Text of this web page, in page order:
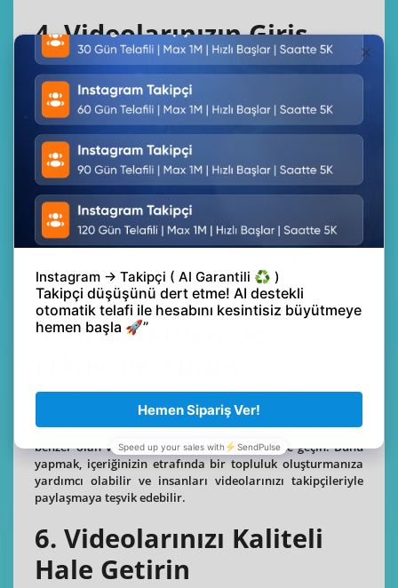
4. Videolarınızın Giriş
Kısmını Merak Uyandırıcı
Şekilde Yapın
Yukarıda açıklandığı gibi, TikTok algoritmasının bir parçası
da videolarınızın ortalama izlenme süresiini analiz eder. Bu
nedenle, ilk birkaç saniye içinde bir izleyicinin dikkatini
çekmeniz ve o kişinin videonuzun mümkün olduğunca
çoğunu izlemesi için onlara bir neden vermeniz gerekir. Bu
yüzden merak uyandırıcı bir şekilde videonuza giriş
yapmanız oldukça önemlidir. Her ne kadar TikTok
videoların uzunluğunu kademeli olarak artırmış olsa da
biçimli bir video kaydetmek istiyorsanız, ilgi çekici bir
hikâye anlatıp insanların merakını uyandırabilirsiniz.
5. Hedef Kitlenizle
Hedef kitlenizle etkileşimde bulunmak, videonuzun viral
olması için hayati bir önem taşır. Videolarınızla ilgili
yorumlara ve mesajlara yanıt verin ve ürettiğiniz içerikle
benzer olan videoların sahipleriyle etkileşime geçin. Bunu
yapmak, içeriğinizin etrafında bir topluluk oluşturmanıza
yardımcı olabilir ve insanları videolarınızı takipçileriyle
paylaşmaya teşvik edebilir.
6. Videolarınızı Kaliteli
Hale Getirin